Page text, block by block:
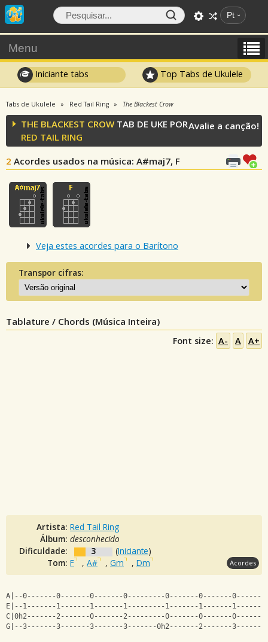
Pt
Menu
Iniciante tabs Top Tabs de Ukulele
Tabs de Ukulele Red Tail Ring The Blackest Crow
THE BLACKEST CROW TAB DE UKE POR
RED TAIL RING
2 Acordes usados na música: A#maj7, F
Avalie a canção!
Veja estes acordes para o Barítono
Transpor cifras:
Tablature / Chords (Música Inteira)
Font size: A- A A+
Artista: Red Tail Ring
Álbum: desconhecido
Dificuldade:
3 (Iniciante)
Tom: F , A# , Gm , Dm Acordes
A|--0-------0-------0-------0---------0-------0-------0-------
E|--1-------1-------1-------1---------1-------1-------
C|0h2-------2-------0-------2---------0-------0-------
G|--3-------3-------3-------3-------0h2-------2-------